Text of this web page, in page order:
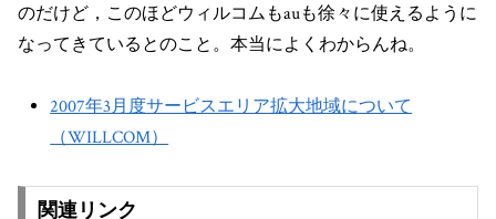
のだけど，このほどウィルコムもauも徐々に使えるように
なってきているとのこと。本当によくわからんね。
2007年3月度サービスエリア拡大地域について
（WILLCOM）
関連リンク